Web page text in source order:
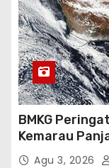
BMKG
Kemarau
hingga Awal
Agu 3, 2026